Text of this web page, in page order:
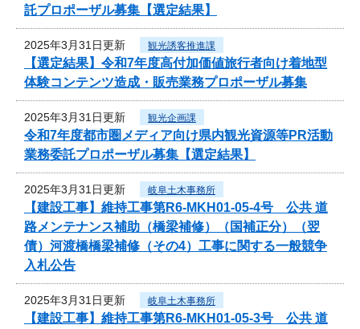
託プロポーザル募集【選定結果】
2025年3月31日更新 観光誘客推進課
【選定結果】令和7年度高付加価値旅行者向け着地型
体験コンテンツ造成・販売業務プロポーザル募集
2025年3月31日更新 観光企画課
令和7年度都市圏メディア向け県内観光資源等PR活動
業務委託プロポーザル募集【選定結果】
2025年3月31日更新 岐阜土木事務所
【建設工事】維持工事第R6-MKH01-05-4号 公共 道
路メンテナンス補助（橋梁補修）（国補正分）（翌
債）河渡橋橋梁補修（その4）工事に関する一般競争
入札公告
2025年3月31日更新 岐阜土木事務所
【建設工事】維持工事第R6-MKH01-05-3号 公共 道